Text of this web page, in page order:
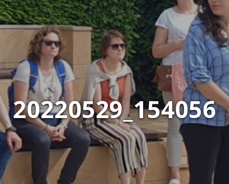
20220529_154056